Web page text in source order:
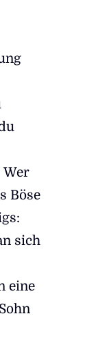
Wer
Böse
sich
eine